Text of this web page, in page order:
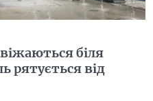
біля
рятується від